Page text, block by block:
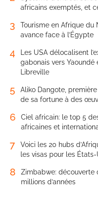
africains exemptés, et
3
Tourisme en Afrique du
avance face à l’Égypte
4
Les USA délocalisent
gabonais vers Yaoundé
Libreville
5
Aliko Dangote,
de sa fortune à des
6
Ciel africain: le top 5
africaines et
7
Voici les 20 hubs
les visas pour les
8
Zimbabwe: découverte
millions d’années